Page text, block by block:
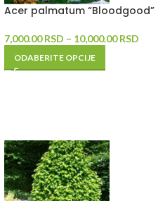
Acer palmatum “Bloodgood”
7,000.00RSD – 10,000.00RSD
ODABERITE OPCIJE